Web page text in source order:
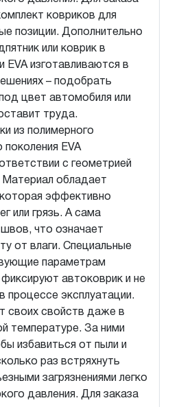
ковриков для
позиции. Дополнительно
или коврик в
EVA изготавливаются в
– подобрать
цвет автомобиля или
труда.
из полимерного
поколения EVA
с геометрией
Материал обладает
эффективно
или грязь. А сама
что означает
от влаги. Специальные
параметрам
автоковрик и не
эксплуатации.
своих свойств даже в
температуре. За ними
избавиться от пыли и
раз встряхнуть
загрязнениями легко
давления. Для заказа